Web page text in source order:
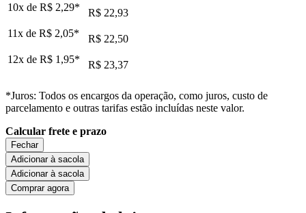
10x de R$ 2,29*
R$ 22,93
11x de R$ 2,05*
R$ 22,50
12x de R$ 1,95* R$ 23,37
*Juros: Todos os encargos da operação, como juros, custo de
parcelamento e outras tarifas estão incluídas neste valor.
Calcular frete e prazo
Fechar
Adicionar à sacola
Adicionar à sacola
Comprar agora